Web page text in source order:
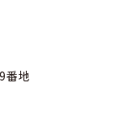
地